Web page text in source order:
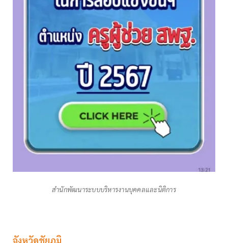
สำนักพัฒนาระบบบริหารงานบุคคลและนิติการ
จังหวัดชัยภูมิ